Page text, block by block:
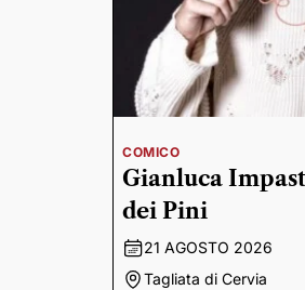
COMICO
Gianluca
dei Pini
21 AGOSTO 2026
Tagliata di Cervia